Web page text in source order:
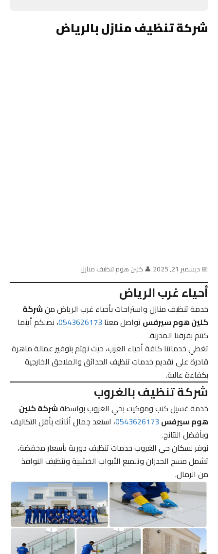
شركة تنظيف منازل بالرياض
📅 ديسمبر 21, 2025 |👤 كلين هوم تنظيف منازل
أحياء غرب الرياض
خدمة تنظيف منازل واستراحات بأحياء غرب الرياض منشركة
كلين هوم سيرفستواصل معنا0543626173، نصلكم أينما
كنتم بفرقنا المدربة.
تغطي خدماتنا كافة أحياء الغرب، حيث نهتم بتوفير عمالة ماهرة
قادرة على تقديم خدمات تنظيف الحدائق والملاحق الخارجية
بكفاءة عالية.
شركة تنظيف بالغروب
خدمة غسيل كنب وموكيت بحي الغروب بواسطةشركة كلين
هوم سيرفس0543626173، استعد جمال أثاثك بأقل التكاليف
وبأفضل النتائج.
نوفر لسكان حي الغروب خدمات تنظيف دورية بأسعار مخفضة،
تشمل مسح الجدران وتلميع الأبواب الخشبية وتنظيف النوافذ
من الرمال.